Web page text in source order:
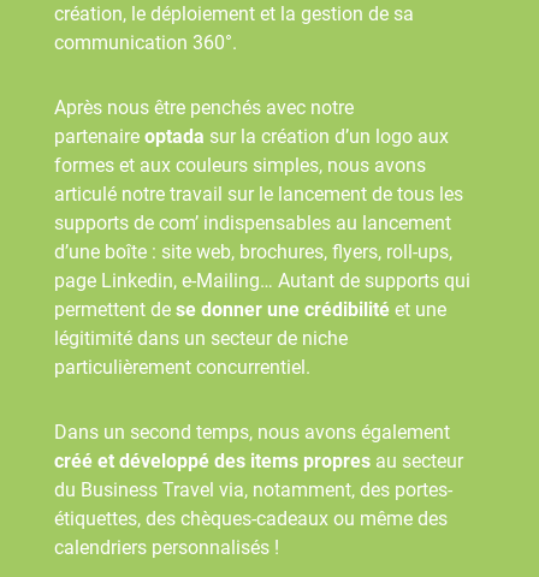
création, le déploiement et la gestion de sa
communication 360°.
Après nous être penchés avec notre
partenaire optada sur la création d’un logo aux
formes et aux couleurs simples, nous avons
articulé notre travail sur le lancement de tous les
supports de com’ indispensables au lancement
d’une boîte : site web, brochures, flyers, roll-ups,
page Linkedin, e-Mailing… Autant de supports qui
permettent de se donner une crédibilitéet une
légitimité dans un secteur de niche
particulièrement concurrentiel.
Dans un second temps, nous avons également
créé et développé des items propresau secteur
du Business Travel via, notamment, des portes-
étiquettes, des chèques-cadeaux ou même des
calendriers personnalisés !